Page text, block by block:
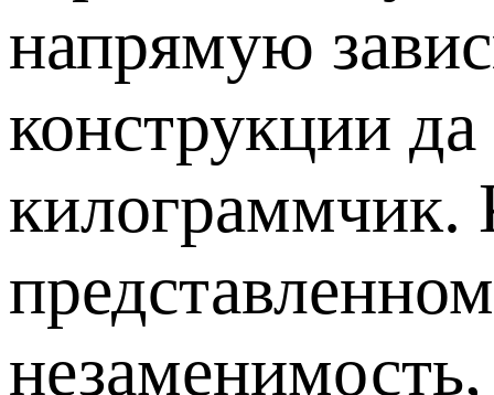
напрямую
конструкции
килограммчик.
незаменимость,